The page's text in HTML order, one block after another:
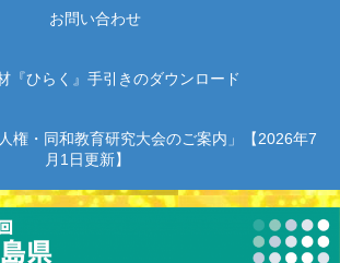
お問い合わせ
『ひらく』手引きのダウンロード
権・同和教育研究大会のご案内」【2026年7
月1日更新】